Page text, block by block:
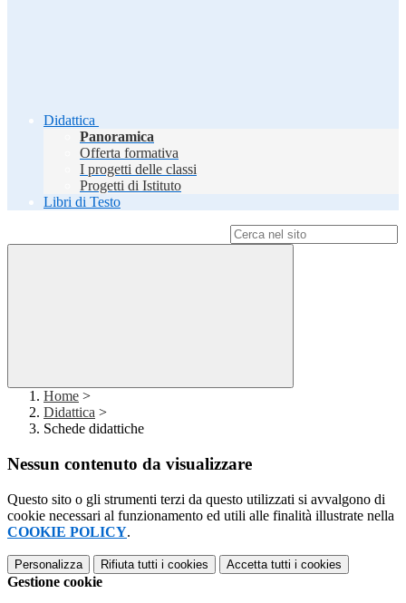
Didattica
Panoramica
Offerta formativa
I progetti delle classi
Progetti di Istituto
Libri di Testo
Home >
Didattica >
Schede didattiche
Nessun contenuto da visualizzare
Questo sito o gli strumenti terzi da questo utilizzati si avvalgono di
cookie necessari al funzionamento ed utili alle finalità illustrate nella
COOKIE POLICY.
Personalizza Rifiuta tutti i cookies Accetta tutti i cookies
Gestione cookie